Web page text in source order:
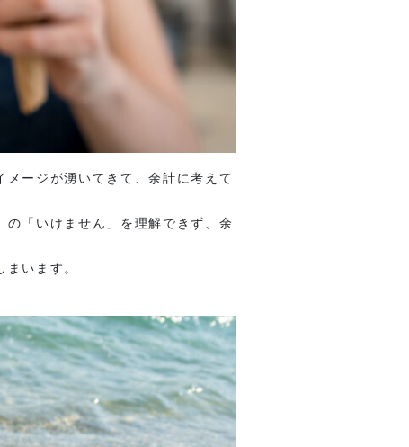
ージが湧いてきて、余計に考えて
「いけません」を理解できず、余
います。